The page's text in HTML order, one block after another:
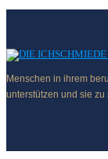
Menschen in ihrem
unterstützen und sie zu